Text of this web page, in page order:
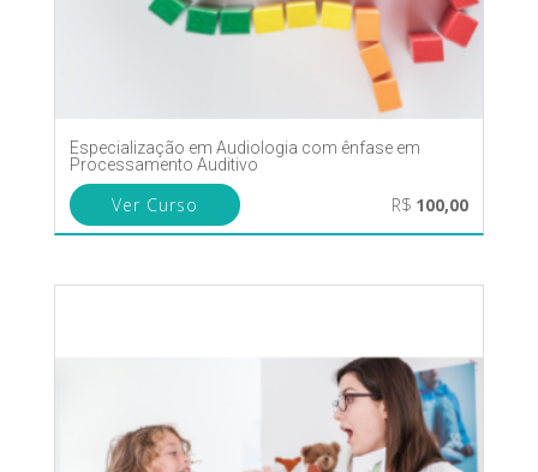
Especialização em Audiologia com ênfase em
Processamento Auditivo
R$ 100,00
Ver Curso